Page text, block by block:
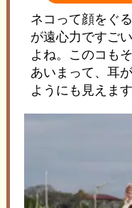
ネコって顔をぐ
が遠心力ですご
よね。このコも
あいまって、耳
ようにも見えま